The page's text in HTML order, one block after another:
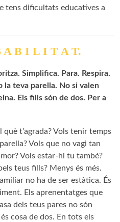
tens dificultats educatives a
A B I L I T A T.
Simplifica. Para. Respira.
la teva parella. No si valen
Els fills són de dos. Per a
t’agrada? Vols tenir temps
Vols que no vagi tan
Vols estar-hi tu també?
teus fills? Menys és més.
no ha de ser estàtica. És
Els aprenentatges que
dels teus pares no són
cosa de dos. En tots els